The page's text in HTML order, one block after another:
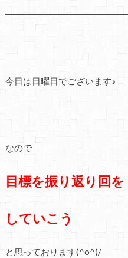
今日は日曜日でございます♪
なので
目標を振り返り回を
していこう
と 思っております(^o^)/